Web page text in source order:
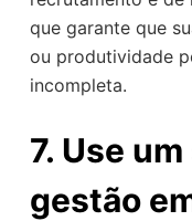
que garante que
ou produtividade
incompleta.
7. Use
gestão